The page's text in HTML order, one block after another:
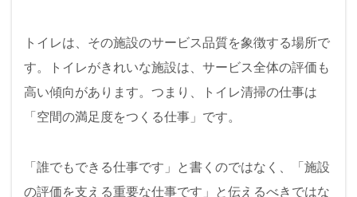
トイレは、その施設のサービス品質を象徴する場所で
す。トイレがきれいな施設は、サービス全体の評価も
高い傾向があります。つまり、トイレ清掃の仕事は
「空間の満足度をつくる仕事」です。
「誰でもできる仕事です」と書くのではなく、「施設
の評価を支える重要な仕事です」と伝えるべきではな